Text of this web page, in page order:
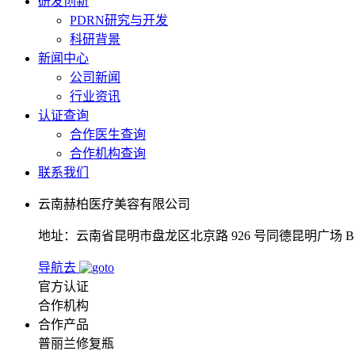
PDRN研究与开发
科研背景
新闻中心
公司新闻
行业资讯
认证查询
合作医生查询
合作机构查询
联系我们
云南赫柏医疗美容有限公司
地址：云南省昆明市盘龙区北京路 926 号同德昆明广场 B
导航去
官方认证
合作机构
合作产品
普丽兰修复瓶